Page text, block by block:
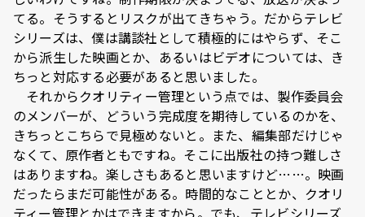
てる。そうするとリスクが出てきちゃう。だからテレビ
シリーズは、僕は講談社として積極的にはやらず、そこ
から派生した映画とか、あるいはビデオについては、き
ちっと対応する必要があると思いました。
それからクオリティー管理という点では、製作委員会
のメンバーが、どういう完成度を期待しているのかを、
きちっとこちらで見極めないと。また、編集部だけじゃ
なくて、原作者ともですね。そこに出版社の持つ難しさ
はありますね。楽しさもあると思いますけど……。映画
だったらまだ可能性がある。時間的なこととか、クオリ
ティー管理とかはできますから。でも、テレビシリーズ